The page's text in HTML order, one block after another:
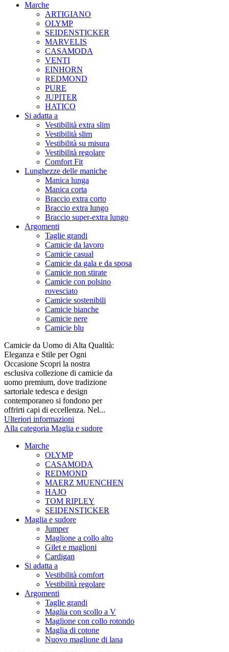
Marche
ARTIGIANO
OLYMP
SEIDENSTICKER
MARVELIS
CASAMODA
VENTI
EINHORN
REDMOND
PURE
JUPITER
HATICO
Si adatta a
Vestibilità extra slim
Vestibilità slim
Vestibilità su misura
Vestibilità regolare
Comfort Fit
Lunghezze delle maniche
Manica lunga
Manica corta
Braccio extra corto
Braccio extra lungo
Braccio super-extra lungo
Argomenti
Taglie grandi
Camicie da lavoro
Camicie casual
Camicie da gala e da sposa
Camicie non stirate
Camicie con polsino
rovesciato
Camicie sostenibili
Camicie bianche
Camicie nere
Camicie blu
Camicie da Uomo di Alta Qualità:
Eleganza e Stile per Ogni
Occasione Scopri la nostra
esclusiva collezione di camicie da
uomo premium, dove tradizione
sartoriale tedesca e design
contemporaneo si fondono per
offrirti capi di eccellenza. Nel...
Ulteriori informazioni
Alla categoria Maglia e sudore
Marche
OLYMP
CASAMODA
REDMOND
MAERZ MUENCHEN
HAJO
TOM RIPLEY
SEIDENSTICKER
Maglia e sudore
Jumper
Maglione a collo alto
Gilet e maglioni
Cardigan
Si adatta a
Vestibilità comfort
Vestibilità regolare
Argomenti
Taglie grandi
Maglia con scollo a V
Maglione con collo rotondo
Maglia di cotone
Nuovo maglione di lana